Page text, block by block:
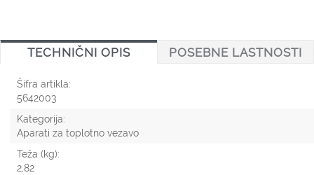
TECHNIČNI OPIS POSEBNE LASTNOSTI
Šifra artikla:
5642003
Kategorija:
Aparati za toplotno vezavo
Teža (kg):
2,82